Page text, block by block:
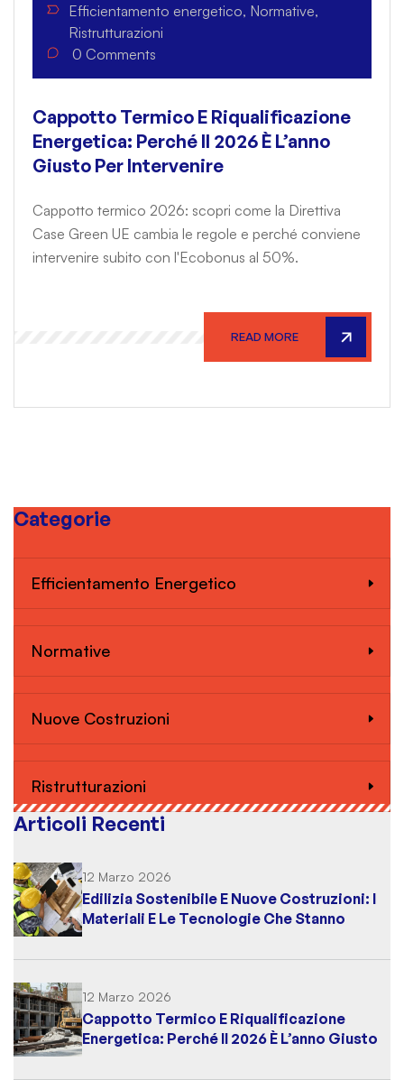
Efficientamento energetico, Normative,
Ristrutturazioni
0 Comments
Cappotto Termico E Riqualificazione
Energetica: Perché Il 2026 È L’anno
Giusto Per Intervenire
Cappotto termico 2026: scopri come la Direttiva
Case Green UE cambia le regole e perché conviene
intervenire subito con l'Ecobonus al 50%.
READ MORE
Categorie
Efficientamento Energetico
Normative
Nuove Costruzioni
Ristrutturazioni
Articoli Recenti
12 Marzo 2026
Edilizia Sostenibile E Nuove Costruzioni: I
Materiali E Le Tecnologie Che Stanno
12 Marzo 2026
Cappotto Termico E Riqualificazione
Energetica: Perché Il 2026 È L’anno Giusto